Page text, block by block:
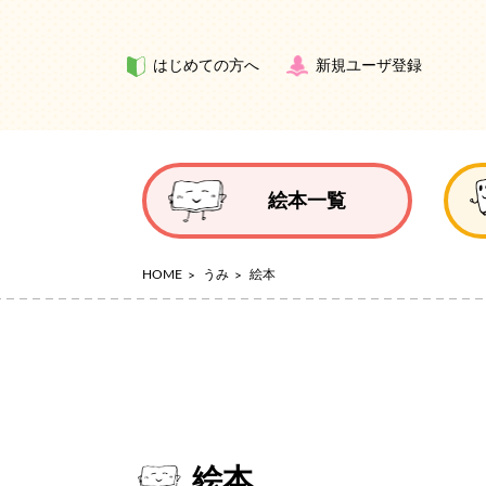
はじめての方へ 新規ユーザ登録
絵本一覧
HOME うみ 絵本